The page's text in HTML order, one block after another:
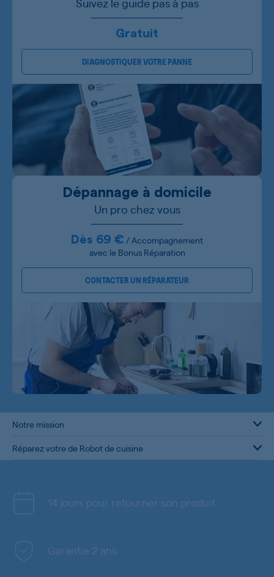
Gratuit
DIAGNOSTIQUER VOTRE PANNE
Dépannage à domicile
Un pro chez vous
Dès 69 € / Accompagnement
avec le Bonus Réparation
CONTACTER UN RÉPARATEUR
Notre mission
Réparez votre de Robot de cuisine
14 jours pour retourner son produit
Garantie 2 ans